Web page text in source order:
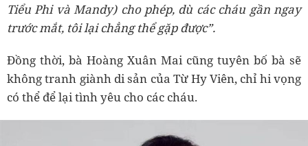
Tiểu Phi và Mandy) cho phép, dù các cháu gần ngay
trước mắt, tôi lại chẳng thể gặp được”.
Đồng thời, bà Hoàng Xuân Mai cũng tuyên bố bà sẽ
không tranh giành di sản của Từ Hy Viên, chỉ hi vọng
có thể để lại tình yêu cho các cháu.